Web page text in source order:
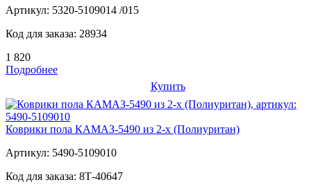
Артикул: 5320-5109014 /015
Код для заказа: 28934
1 820
Подробнее
Купить
Коврики пола КАМАЗ-5490 из 2-х (Полиуритан)
Артикул: 5490-5109010
Код для заказа: 8Т-40647